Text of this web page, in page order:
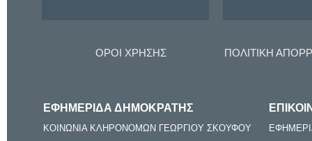
ΟΡΟΙ ΧΡΗΣΗΣ ΠΟΛΙΤΙΚΗ
ΕΦΗΜΕΡΙΔΑ ΔΗΜΟΚΡΑΤΗΣ
ΚΟΙΝΩΝΙΑ ΚΛΗΡΟΝΟΜΩΝ ΓΕΩΡΓΙΟΥ ΣΚΟΥΦΟΥ